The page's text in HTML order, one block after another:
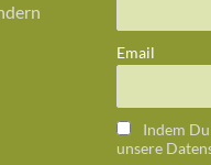
Email
Indem
unsere